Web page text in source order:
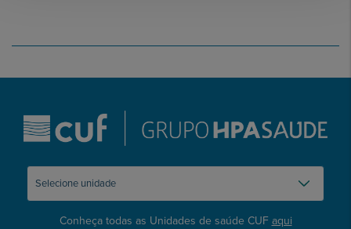
Conheça todas as Unidades de saúde CUF aqui